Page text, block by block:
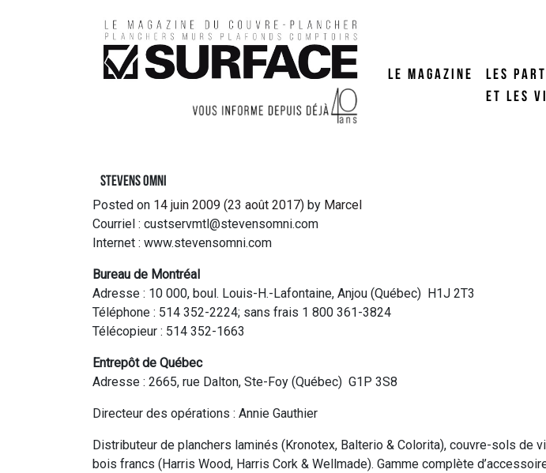
LE MAGAZINE
LES
ET LES
Stevens Omni
Posted on 14 juin 2009 (23 août 2017) by Marcel
Courriel : custservmtl@stevensomni.com
Internet : www.stevensomni.com
Bureau de Montréal
Adresse : 10 000, boul. Louis-H.-Lafontaine, Anjou (Québec) H1J 2T3
Téléphone : 514 352-2224; sans frais 1 800 361-3824
Télécopieur : 514 352-1663
Entrepôt de Québec
Adresse : 2665, rue Dalton, Ste-Foy (Québec) G1P 3S8
Directeur des opérations : Annie Gauthier
Distributeur de planchers laminés (Kronotex, Balterio & Colorita), couvre-sols de
bois francs (Harris Wood, Harris Cork & Wellmade). Gamme complète